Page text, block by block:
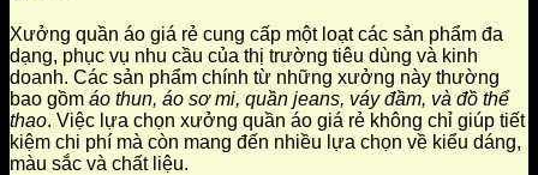
Xưởng quần áo giá rẻ cung cấp một loạt các sản phẩm đa
dạng, phục vụ nhu cầu của thị trường tiêu dùng và kinh
doanh. Các sản phẩm chính từ những xưởng này thường
bao gồm áo thun, áo sơ mi, quần jeans, váy đầm, và đồ thể
thao. Việc lựa chọn xưởng quần áo giá rẻ không chỉ giúp tiết
kiệm chi phí mà còn mang đến nhiều lựa chọn về kiểu dáng,
màu sắc và chất liệu.